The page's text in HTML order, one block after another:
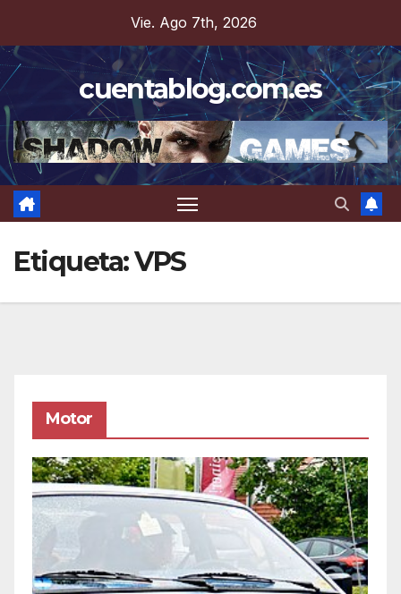
contenido
Vie. Ago 7th, 2026
cuentablog.com.es
Etiqueta:VPS
Motor